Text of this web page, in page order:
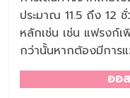
ประมาณ 11.5 ถึง 12
หลักเช่น เช่น แฟรงก์เ
กว่านั้นหากต้องมีการ
ออ